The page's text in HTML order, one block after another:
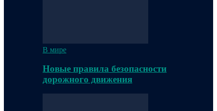
В мире
Новые правила безопасности
дорожного движения